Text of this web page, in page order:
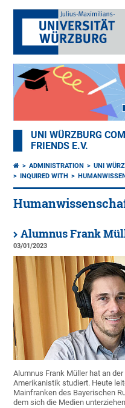
UNI WÜRZBURG
FRIENDS E.V.
ADMINISTRATION UNI
INQUIRED WITH
Alumnus Frank
03/01/2023
Alumnus Frank Müller hat an
Amerikanistik studiert. Heute
Mainfranken des Bayerischen
dem sich die Medien